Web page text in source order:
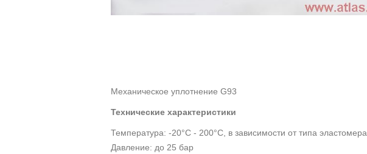
Механическое уплотнение G93
Технические характеристики
Температура: -20°С - 200°С, в зависимости от типа эластомера
Давление: до 25 бар